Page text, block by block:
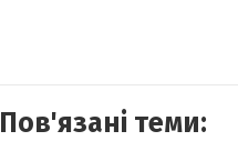
Пов'язані теми: